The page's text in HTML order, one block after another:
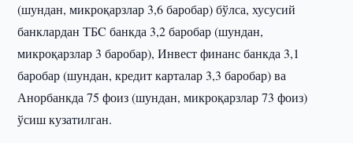
(шундан, микроқарзлар 3,6 баробар) бўлса, хусусий
банклардан ТБC банкда 3,2 баробар (шундан,
микроқарзлар 3 баробар), Инвест финанс банкда 3,1
баробар (шундан, кредит карталар 3,3 баробар) ва
Анорбанкда 75 фоиз (шундан, микроқарзлар 73 фоиз)
ўсиш кузатилган.